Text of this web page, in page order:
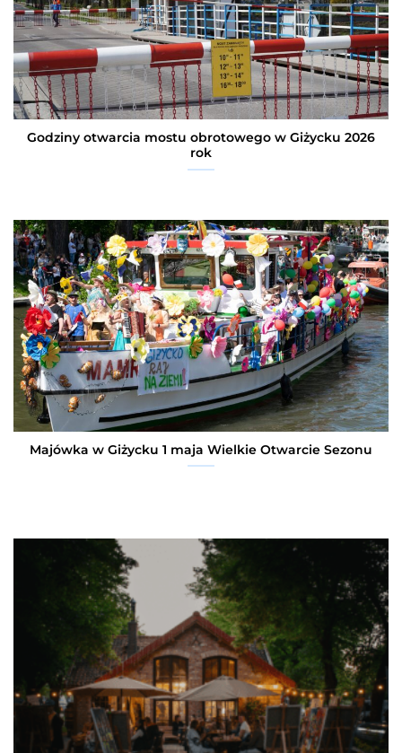
Godziny otwarcia mostu obrotowego w Giżycku 2026
rok
Majówka w Giżycku 1 maja Wielkie Otwarcie Sezonu